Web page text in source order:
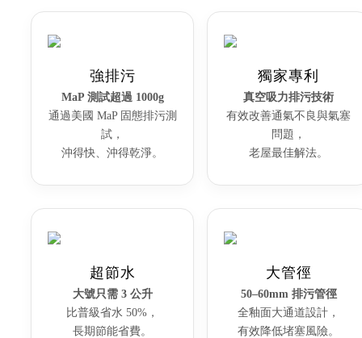
強排污
MaP 測試超過 1000g
通過美國 MaP 固態排污測
試，
沖得快、沖得乾淨。
獨家專利
真空吸力排污技術
有效改善通氣不良與氣塞
問題，
老屋最佳解法。
超節水
大號只需 3 公升
比普級省水 50%，
長期節能省費。
大管徑
50–60mm 排污管徑
全釉面大通道設計，
有效降低堵塞風險。